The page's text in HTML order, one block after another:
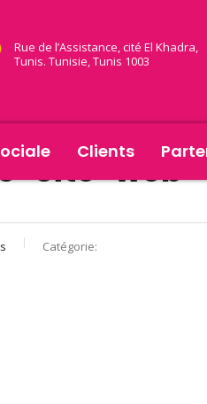
Rue de l’Assistance, cité El Khadra,
Tunis. Tunisie, Tunis 1003
Clients
site-web
Catégorie: